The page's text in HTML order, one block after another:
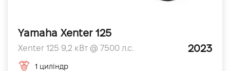
Yamaha Xenter 125
Xenter 125 9,2 кВт @ 7500 л.с. 2023
1 циліндр